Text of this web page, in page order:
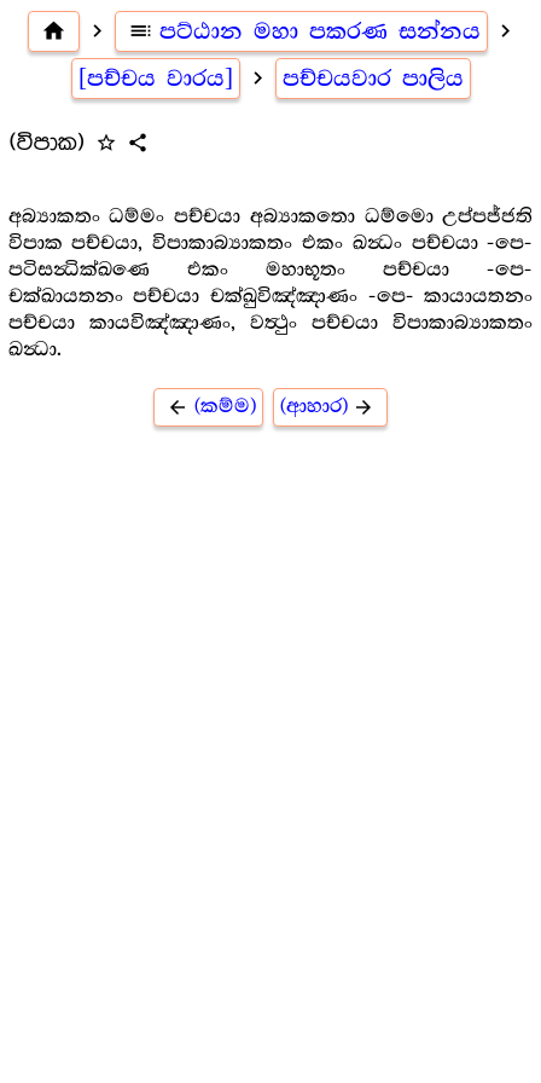
home navigate_next toc පට්ඨාන මහා පකරණ සන්නය navigate_next
[පච්චය වාරය] navigate_next පච්චයවාර පාලිය
(විපාක) star_outline share
අබ්‍යාකතං ධම්මං පච්චයා අබ්‍යාකතො ධම්මො උප්පජ්ජති
විපාක පච්චයා, විපාකාබ්‍යාකතං එකං ඛන්‍ධං පච්චයා -පෙ-
පටිසන්‍ධික්ඛණෙ එකං මහාභූතං පච්චයා -පෙ-
චක්ඛායතනං පච්චයා චක්ඛුවිඤ්ඤාණං -පෙ- කායායතනං
පච්චයා කායවිඤ්ඤාණං, වත්‍ථුං පච්චයා විපාකාබ්‍යාකතං
ඛන්‍ධා.
arrow_back (කම්ම) (ආහාර) arrow_forward